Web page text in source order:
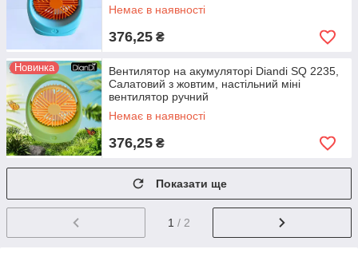
Немає в наявності
376,25 ₴
Новинка
Вентилятор на акумуляторі Diandi SQ 2235,
Салатовий з жовтим, настільний міні
вентилятор ручний
Немає в наявності
376,25 ₴
Показати ще
1 / 2